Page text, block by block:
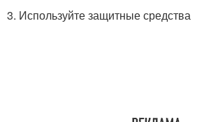
3. Используйте защитные средства